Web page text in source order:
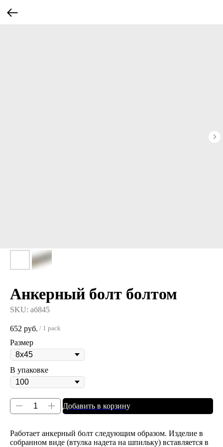
Анкерный болт болтом
SKU: аб845
652 руб. / 1 pack
Размер
В упаковке
Добавить в корзину
Работает анкерный болт следующим образом. Изделие в
собранном виде (втулка надета на шпильку) вставляется в